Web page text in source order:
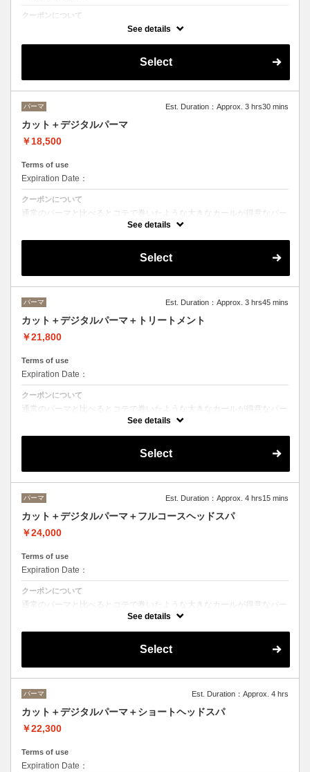
クーポンについて
ヘッドスパは２０分のショートヘッドスパ
See details
Select
パーマ Est. Duration：Approx. 3 hrs30 mins
カット＋デジタルパーマ
￥18,500
Terms of use
Expiration Date：
クーポンについて
通常のパーマと比べるとコテで巻いたような大きなカールが得意なパー
バーっと乾かすだけでパーマがしっかり出るのでお手入れも楽になりま
す。
See details
Select
パーマ Est. Duration：Approx. 3 hrs45 mins
カット＋デジタルパーマ＋トリートメント
￥21,800
Terms of use
Expiration Date：
クーポンについて
通常のパーマと比べるとコテで巻いたような大きなカールが得意なパー
バーっと乾かすだけでパーマがしっかり出るのでお手入れも楽になりま
す。
クイックトリートメント→21800
髪質別集中トリートメント→22900
See details
Select
パーマ Est. Duration：Approx. 4 hrs15 mins
カット＋デジタルパーマ＋フルコースヘッドスパ
￥24,000
Terms of use
Expiration Date：
クーポンについて
通常のパーマと比べるとコテで巻いたような大きなカールが得意なパー
バーっと乾かすだけでパーマがしっかり出るのでお手入れも楽になりま
す。
使ったoone が自信を持っておすすめするヘッドスパです。
ヘッドスパの施術時間は４５分です。
See details
Select
パーマ Est. Duration：Approx. 4 hrs
カット＋デジタルパーマ＋ショートヘッドスパ
￥22,300
Terms of use
Expiration Date：